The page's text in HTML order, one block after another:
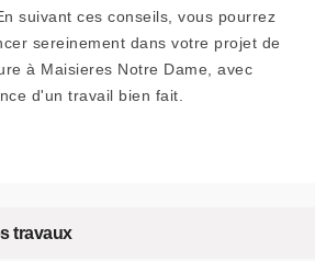
suivant ces conseils, vous pourrez
sereinement dans votre projet de
à Maisieres Notre Dame, avec
d'un travail bien fait.
travaux